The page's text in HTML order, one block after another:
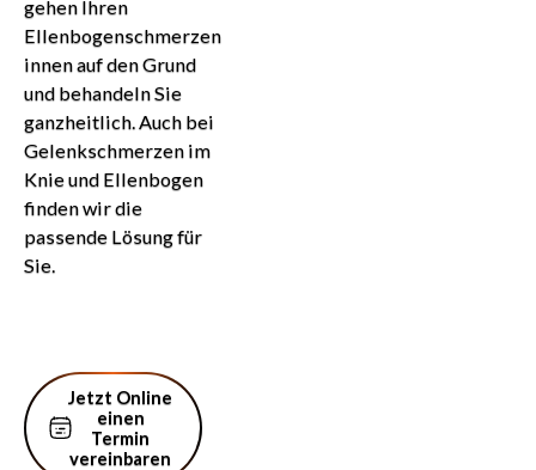
gehen Ihren
Ellenbogenschmerzen
innen auf den Grund
und behandeln Sie
ganzheitlich. Auch bei
Gelenkschmerzen im
Knie und Ellenbogen
finden wir die
passende Lösung für
Sie.
Jetzt Online
einen
Termin
vereinbaren
Jetzt Online einen Termin vereinbaren